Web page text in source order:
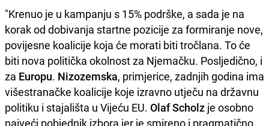
"Krenuo je u kampanju s 15% podrške, a sada je na
korak od dobivanja startne pozicije za formiranje nove,
povijesne koalicije koja će morati biti tročlana. To će
biti nova politička okolnost za Njemačku. Posljedično, i
za Europu. Nizozemska, primjerice, zadnjih godina ima
višestranačke koalicije koje izravno utječu na državnu
politiku i stajališta u Vijeću EU. Olaf Scholz je osobno
najveći pobjednik izbora jer je smireno i pragmatično